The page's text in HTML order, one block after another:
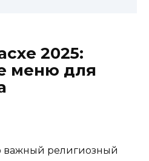
2025:
меню для
важный религиозный